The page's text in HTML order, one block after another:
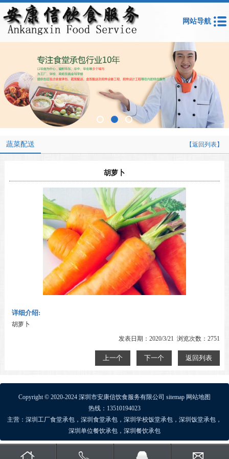
网站导航
蔬菜配送 【返回列表】
胡萝卜
详细介绍:
胡萝卜
发表日期：2020/3/21 浏览次数：2751
上一个 下一个 返回列表
Copyright © 2020-2024 深圳市安康信饮食服务有限公司 sitemap 网站地图
热线：13510194023
主营： 深圳工厂食堂承包， 深圳食堂承包， 深圳学校饭堂承包， 深圳饭堂承包，
深圳单位餐饮承包， 深圳餐饮承包